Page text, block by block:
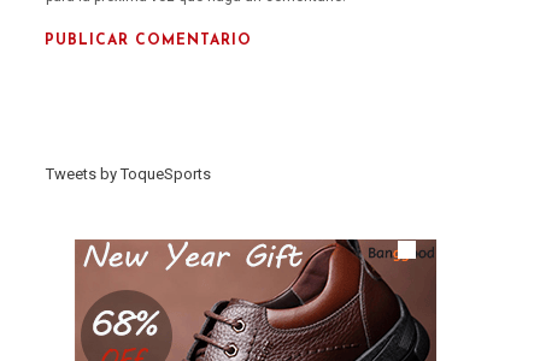
Tweets by ToqueSports